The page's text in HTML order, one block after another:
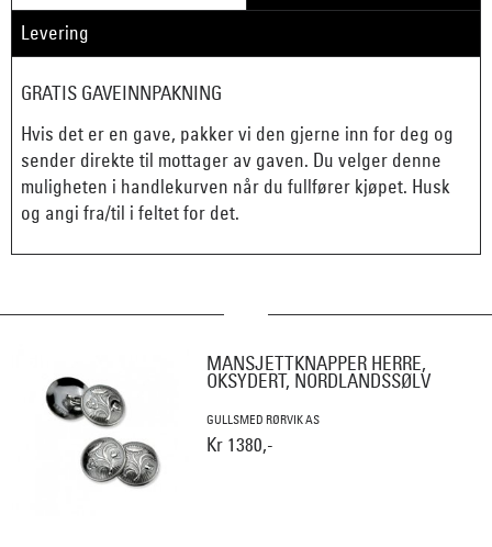
Levering
GRATIS GAVEINNPAKNING
Hvis det er en gave, pakker vi den gjerne inn for deg og
sender direkte til mottager av gaven. Du velger denne
muligheten i handlekurven når du fullfører kjøpet. Husk
og angi fra/til i feltet for det.
MANSJETTKNAPPER HERRE,
OKSYDERT, NORDLANDSSØLV
GULLSMED RØRVIK AS
Kr 1380,-